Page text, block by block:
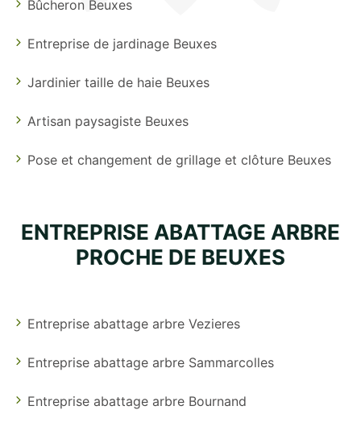
Bûcheron Beuxes
Entreprise de jardinage Beuxes
Jardinier taille de haie Beuxes
Artisan paysagiste Beuxes
Pose et changement de grillage et clôture Beuxes
ENTREPRISE ABATTAGE ARBRE
PROCHE DE BEUXES
Entreprise abattage arbre Vezieres
Entreprise abattage arbre Sammarcolles
Entreprise abattage arbre Bournand